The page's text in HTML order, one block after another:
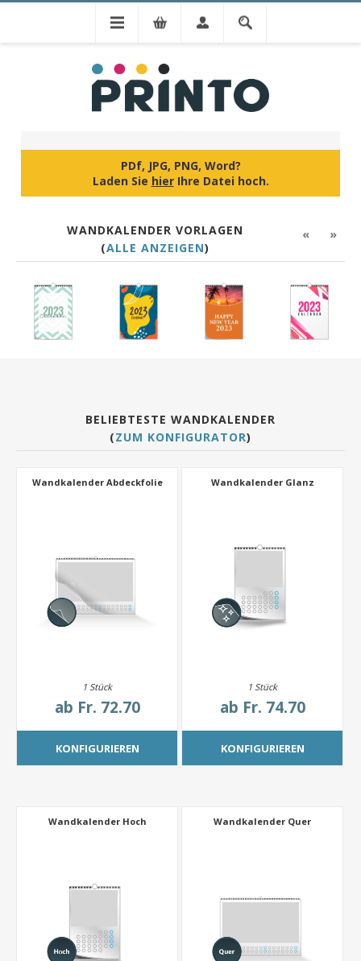
PDf, JPG, PNG, Word?
Laden Sie hierIhre Datei hoch.
« »
WANDKALENDER VORLAGEN
(ALLE ANZEIGEN)
BELIEBTESTE WANDKALENDER
(ZUM KONFIGURATOR)
Wandkalender Abdeckfolie
1 Stück
ab Fr. 72.70
KONFIGURIEREN
Wandkalender Glanz
1 Stück
ab Fr. 74.70
KONFIGURIEREN
Wandkalender Hoch Wandkalender Quer